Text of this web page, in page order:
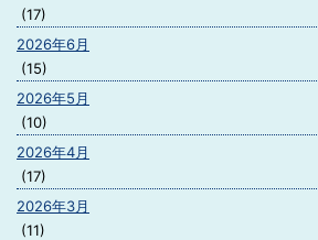
(17)
2026年6月
(15)
2026年5月
(10)
2026年4月
(17)
2026年3月
(11)